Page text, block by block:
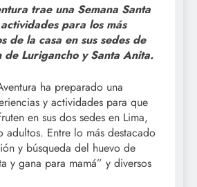
trae una Semana Santa
para los más
de la casa en sus sedes de
de Lurigancho y Santa Anita.
ha preparado una
y actividades para que
en sus dos sedes en Lima,
adultos. Entre lo más destacado
y búsqueda del huevo de
y gana para mamá” y diversos